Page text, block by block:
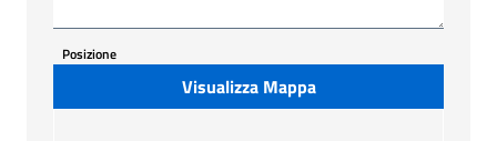
Posizione
Visualizza Mappa